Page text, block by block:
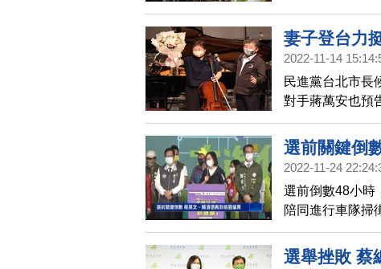
是銜接黨務產生
妻子登台力
2022-11-14
民進黨台北市長
對手蔣萬安也預
女性，不能把妻
選前關鍵倒
2022-11-24
選前倒數48小時
陪同進行車隊掃
一起出席造勢活
民眾，希望鞏固
選舉挫敗 蔡